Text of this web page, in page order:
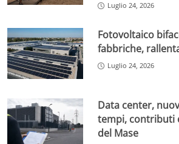
Luglio 24, 2026
Fotovoltaico
fabbriche,
Luglio 24, 2026
Data center,
tempi, contributi
del Mase